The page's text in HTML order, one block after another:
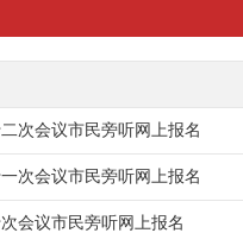
次会议市民旁听网上报名
次会议市民旁听网上报名
会议市民旁听网上报名